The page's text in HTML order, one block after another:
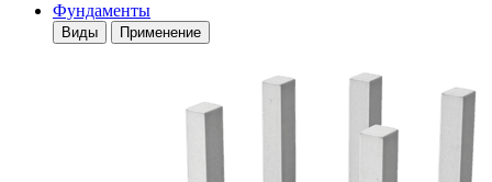
Фундаменты
Виды Применение